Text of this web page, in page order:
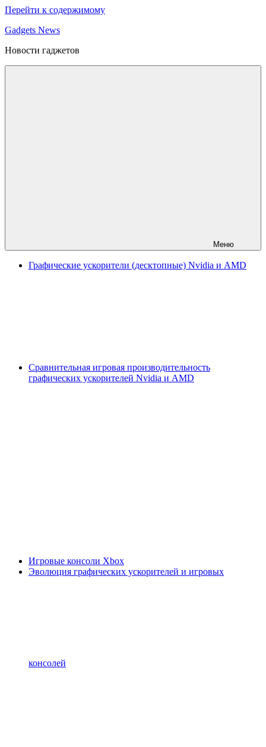
Перейти к содержимому
Gadgets News
Новости гаджетов
Меню
Графические ускорители (десктопные) Nvidia и AMD
Сравнительная игровая производительность
графических ускорителей Nvidia и AMD
Игровые консоли Xbox
Эволюция графических ускорителей и игровых
консолей